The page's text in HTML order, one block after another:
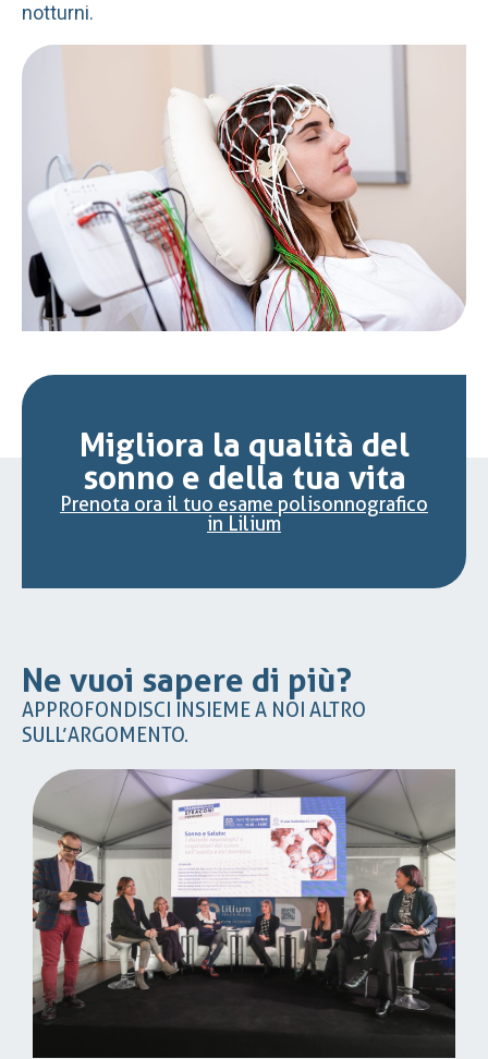
notturni.
Migliora la qualità del
sonno e della tua vita
Prenota ora il tuo esame polisonnografico
in Lilium
Ne vuoi sapere di più?
APPROFONDISCI INSIEME A NOI ALTRO
SULL’ARGOMENTO.